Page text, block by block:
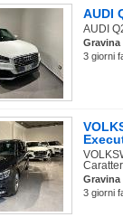
AUDI
AUDI
Gravina
3 giorni
Gravina
3 giorni